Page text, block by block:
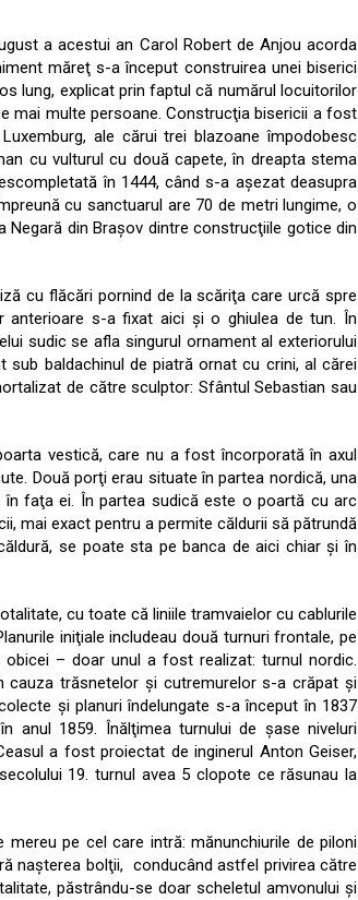
a acestui an Carol Robert de Anjou acorda
măreţ s-a început construirea unei biserici
lung, explicat prin faptul că numărul locuitorilor
mai multe persoane. Construcţia bisericii a fost
ale cărui trei blazoane împodobesc
cu vulturul cu două capete, în dreapta stema
în 1444, când s-a aşezat deasupra
cu sanctuarul are 70 de metri lungime, o
Negară din Braşov dintre construcţiile gotice din
cu flăcări pornind de la scăriţa care urcă spre
anterioare s-a fixat aici şi o ghiulea de tun. În
sudic se afla singurul ornament al exteriorului
baldachinul de piatră ornat cu crini, al cărei
de către sculptor: Sfântul Sebastian sau
vestică, care nu a fost încorporată în axul
Două porţi erau situate în partea nordică, una
faţa ei. În partea sudică este o poartă cu arc
mai exact pentru a permite căldurii să pătrundă
se poate sta pe banca de aici chiar şi în
cu toate că liniile tramvaielor cu cablurile
iniţiale includeau două turnuri frontale, pe
– doar unul a fost realizat: turnul nordic.
trăsnetelor şi cutremurelor s-a crăpat şi
şi planuri îndelungate s-a început în 1837
anul 1859. Înălţimea turnului de şase niveluri
a fost proiectat de inginerul Anton Geiser,
19. turnul avea 5 clopote ce răsunau la
pe cel care intră: mănunchiurile de piloni
naşterea bolţii, conducând astfel privirea către
păstrându-se doar scheletul amvonului şi